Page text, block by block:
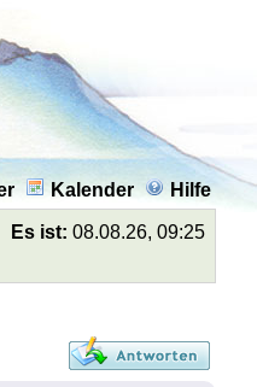
Kalender Hilfe
Es ist: 08.08.26, 09:25